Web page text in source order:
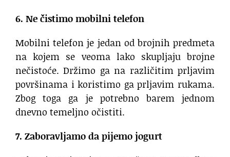
6. Ne čistimo mobilni telefon
Mobilni telefon je jedan od brojnih predmeta
na kojem se veoma lako skupljaju brojne
nečistoće. Držimo ga na različitim prljavim
površinama i koristimo ga prljavim rukama.
Zbog toga ga je potrebno barem jednom
dnevno temeljno očistiti.
7. Zaboravljamo da pijemo jogurt